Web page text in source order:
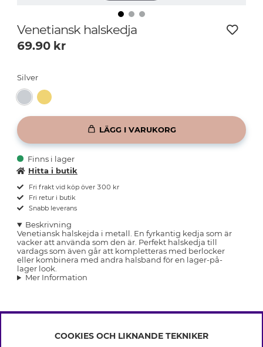
Venetiansk halskedja
69.90 kr
Silver
LÄGG I VARUKORG
Finns i lager
Hitta i butik
Fri frakt vid köp över 300 kr
Fri retur i butik
Snabb leverans
Beskrivning
Venetiansk halskejda i metall. En fyrkantig kedja som är
vacker att använda som den är. Perfekt halskedja till
vardags som även går att kompletteras med berlocker
eller kombinera med andra halsband för en lager-på-
lager look.
Mer Information
INFO
COOKIES OCH LIKNANDE TEKNIKER